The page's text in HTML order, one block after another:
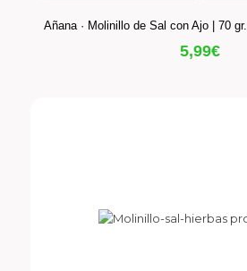
Añana · Molinillo de Sal con Ajo | 70 gr.
5,99€